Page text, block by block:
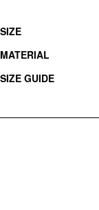
SIZE
MATERIAL
SIZE GUIDE